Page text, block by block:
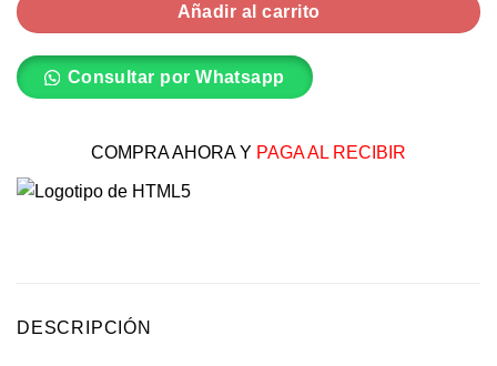
Añadir al carrito
Consultar por Whatsapp
COMPRA AHORA Y PAGA AL RECIBIR
DESCRIPCIÓN